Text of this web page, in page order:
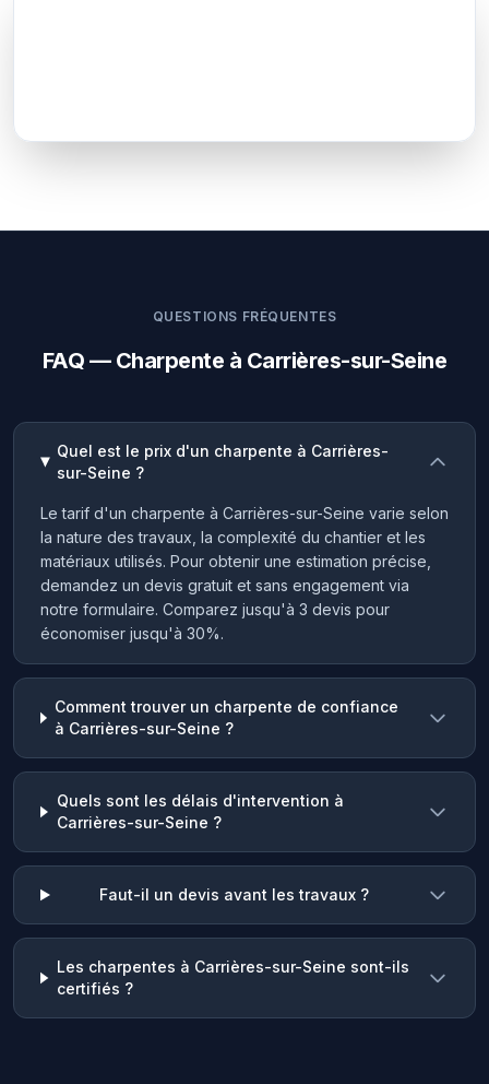
QUESTIONS FRÉQUENTES
FAQ — Charpente à Carrières-sur-Seine
Quel est le prix d'un charpente à Carrières-
sur-Seine ?
Le tarif d'un charpente à Carrières-sur-Seine varie selon
la nature des travaux, la complexité du chantier et les
matériaux utilisés. Pour obtenir une estimation précise,
demandez un devis gratuit et sans engagement via
notre formulaire. Comparez jusqu'à 3 devis pour
économiser jusqu'à 30%.
Comment trouver un charpente de confiance
à Carrières-sur-Seine ?
Quels sont les délais d'intervention à
Carrières-sur-Seine ?
Faut-il un devis avant les travaux ?
Les charpentes à Carrières-sur-Seine sont-ils
certifiés ?